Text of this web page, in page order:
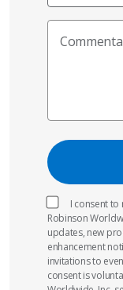
I consent to
Robinson
updates, new
enhancement
invitations to
consent is